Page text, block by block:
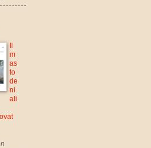
Il
m
as
to
de
ni
ali